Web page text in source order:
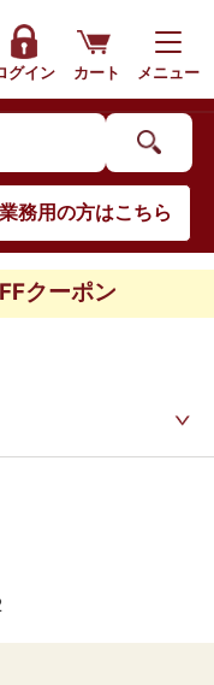
グイン カート メニュー
業務用の方はこちら
クーポン